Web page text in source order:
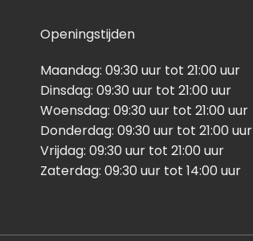
Openingstijden
Maandag: 09:30 uur tot 21:00 uur
Dinsdag: 09:30 uur tot 21:00 uur
Woensdag: 09:30 uur tot 21:00 uur
Donderdag: 09:30 uur tot 21:00 uur
Vrijdag: 09:30 uur tot 21:00 uur
Zaterdag: 09:30 uur tot 14:00 uur